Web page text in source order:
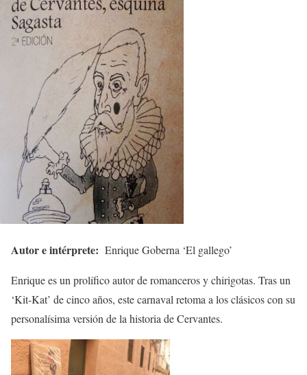
Autor e intérprete: Enrique Goberna ‘El gallego’
Enrique es un prolífico autor de romanceros y chirigotas. Tras un
‘Kit-Kat’ de cinco años, este carnaval retoma a los clásicos con su
personalísima versión de la historia de Cervantes.